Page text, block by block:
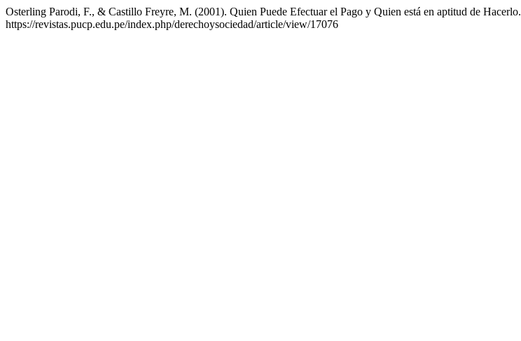
Osterling Parodi, F., & Castillo Freyre, M. (2001). Quien Puede Efectuar el Pago y Quien está en aptitud de Hacerlo.
https://revistas.pucp.edu.pe/index.php/derechoysociedad/article/view/17076